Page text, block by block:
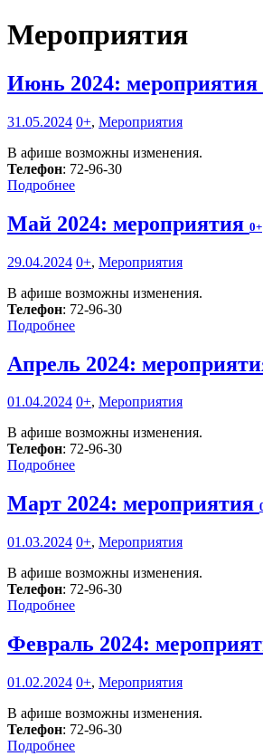
Мероприятия
Июнь 2024: мероприятия
31.05.2024 0+, Мероприятия
В афише возможны изменения.
Телефон: 72-96-30
Подробнее
Май 2024: мероприятия 0+
29.04.2024 0+, Мероприятия
В афише возможны изменения.
Телефон: 72-96-30
Подробнее
Апрель 2024:
01.04.2024 0+, Мероприятия
В афише возможны изменения.
Телефон: 72-96-30
Подробнее
Март 2024: мероприятия
01.03.2024 0+, Мероприятия
В афише возможны изменения.
Телефон: 72-96-30
Подробнее
Февраль 2024:
01.02.2024 0+, Мероприятия
В афише возможны изменения.
Телефон: 72-96-30
Подробнее